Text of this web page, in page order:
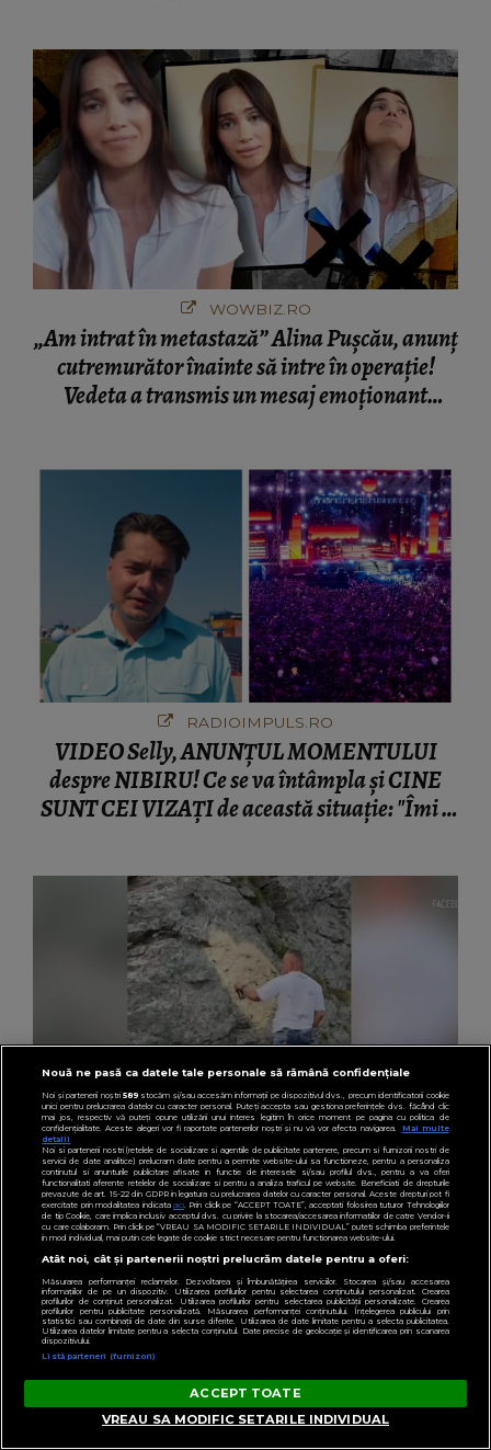
WOWBIZ.RO
„Am intrat în metastază” Alina Pușcău, anunț
cutremurător înainte să intre în operație!
Vedeta a transmis un mesaj emoționant
RADIOIMPULS.RO
VIDEO Selly, ANUNȚUL MOMENTULUI
despre NIBIRU! Ce se va întâmpla și CINE
SUNT CEI VIZAȚI de această situație: "Îmi e
KANALD2.RO
VIDEO Un gest aparent romantic a stârnit
indignare și a declanșat o anchetă penală pe
Transfăgărășan
PENTRU TINE
Nouă ne pasă ca datele tale personale să rămână confidențiale
Noi și partenerii noștri589stocăm și/sau accesăm informații pe dispozitivul dvs., precum identificatorii cookie
unici pentru prelucrarea datelor cu caracter personal. Puteți accepta sau gestiona preferințele dvs. făcând clic
mai jos, respectiv vă puteți opune utilizării unui interes legitim în orice moment pe pagina cu politica de
confidențialitate. Aceste alegeri vor fi raportate partenerilor noștri și nu vă vor afecta navigarea.
Mai multe
detalii
Noi si partenerii nostri (retelele de socializare si agentiile de publicitate partenere, precum si furnizorii nostri de
servicii de date analitice) prelucram date pentru a permite website-ului sa functioneze, pentru a personaliza
continutul si anunturile publicitare afisate in functie de interesele si/sau profilul dvs., pentru a va oferi
functionalitati aferente retelelor de socializare si pentru a analiza traficul pe website. Beneficiati de drepturile
prevazute de art. 15-22 din GDPR in legatura cu prelucrarea datelor cu caracter personal. Aceste drepturi pot fi
exercitate prin modalitatea indicataaici. Prin click pe “ACCEPT TOATE”, acceptati folosirea tuturor Tehnologiilor
de tip Cookie, care implica inclusiv acceptul dvs. cu privire la stocarea/accesarea informatiilor de catre Vendor-ii
cu care colaboram. Prin click pe “VREAU SA MODIFIC SETARILE INDIVIDUAL” puteti schimba preferintele
in mod individual, mai putin cele legate de cookie strict necesare pentru functionarea website-ului.
Atât noi, cât și partenerii noștri prelucrăm datele pentru a oferi:
Măsurarea performanței reclamelor. Dezvoltarea și îmbunătățirea serviciilor. Stocarea și/sau accesarea
informațiilor de pe un dispozitiv. Utilizarea profilurilor pentru selectarea conținutului personalizat. Crearea
profilurilor de conținut personalizat. Utilizarea profilurilor pentru selectarea publicității personalizate. Crearea
profilurilor pentru publicitate personalizată. Măsurarea performanței conținutului. Înțelegerea publicului prin
statistici sau combinații de date din surse diferite. Utilizarea de date limitate pentru a selecta publicitatea.
Utilizarea datelor limitate pentru a selecta conținutul. Date precise de geolocație și identificarea prin scanarea
dispozitivului.
Listă parteneri (furnizori)
ACCEPT TOATE
VREAU SA MODIFIC SETARILE INDIVIDUAL